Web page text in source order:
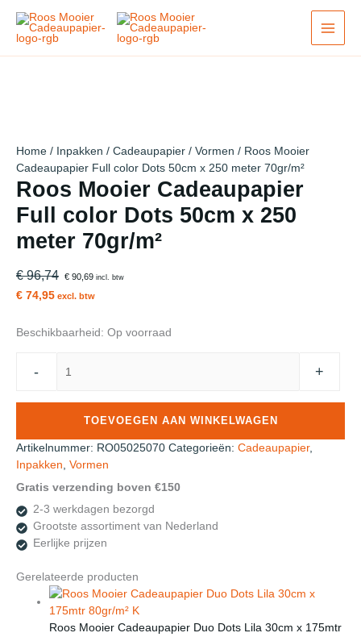
naar
inhoud
Actie!
Home / Inpakken / Cadeaupapier / Vormen / Roos Mooier
Cadeaupapier Full color Dots 50cm x 250 meter 70gr/m²
Roos Mooier Cadeaupapier
Full color Dots 50cm x 250
meter 70gr/m²
€ 96,74 € 90,69incl. btw
€ 74,95 excl. btw
Beschikbaarheid: Op voorraad
-
Mooier
Dots
50cm
meter
70gr/m²
aantal
+
TOEVOEGEN AAN WINKELWAGEN
Artikelnummer: RO05025070 Categorieën: Cadeaupapier,
Inpakken Vormen
Gratis verzending boven €150
2-3 werkdagen bezorgd
Grootste assortiment van Nederland
Eerlijke prijzen
Gerelateerde producten
Actie!
Actie!
Roos Mooier Cadeaupapier Duo Dots Lila 30cm x 175mtr
Actie!
Actie!
Actie!
Actie!
Actie!
Actie!